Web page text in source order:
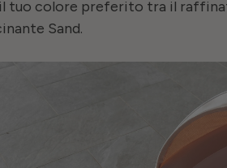
tuo colore preferito tra il
Sand.